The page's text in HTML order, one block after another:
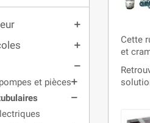
add
add
remove
et piècesadd
remove
Cette
et